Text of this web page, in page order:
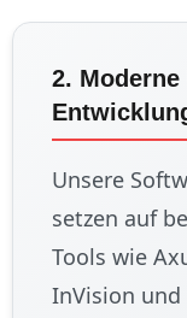
2. Moderne
Unsere
setzen auf
Tools wie
InVision